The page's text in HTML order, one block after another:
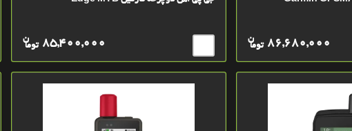
توما
ن 86,680,000 توما
ن 85,400,000